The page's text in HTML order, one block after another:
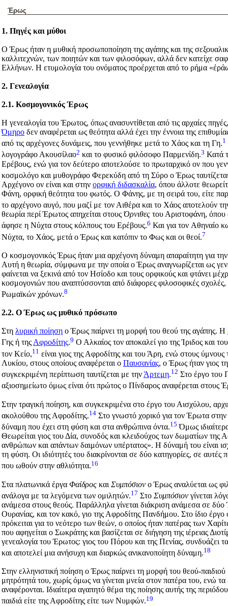
Έρως
1. Πηγές και μύθοι
Ο Έρως ήταν η μυθική προσωποποίηση της αγάπης και της
καλλιτεχνών, των ποιητών και των φιλοσόφων, αλλά δεν κατείχε
Ελλήνων. Η ετυμολογία του ονόματος προέρχεται από το ρήμα «ἐ
2. Γενεαλογία
2.1. Κοσμογονικός Έρως
Η γενεαλογία του Έρωτος, όπως ανασυντίθεται από τις αρχαίες
Όμηρο δεν αναφέρεται ως θεότητα αλλά έχει την έννοια της
από τις αρχέγονες δυνάμεις, που γεννήθηκε μετά το Χάος και τη Γη.1
λογογράφο Ακουσίλαο2 και το φυσικό φιλόσοφο Παρμενίδη.3 Κατά
Ερέβους, ενώ για τον δεύτερο αποτελούσε το πρωταρχικό ον που
κοσμολόγο και μυθογράφο Φερεκύδη από τη Σύρο ο Έρως
Αρχέγονο ον είναι και στην ορφική διδασκαλία, όπου άλλοτε
Φάνη, ορφική θεότητα του φωτός. Ο Φάνης, με τη σειρά του, είτε
το αρχέγονο αυγό, που μαζί με τον Αιθέρα και το Χάος αποτελούν
θεωρία περί Έρωτος απηχείται στους Όρνιθες του Αριστοφάνη, όπου
άφησε η Νύχτα στους κόλπους του Ερέβους.6 Και για τον Aθηναίο
Νύχτα, το Χάος, μετά ο Έρως και κατόπιν το Φως και οι θεοί.7
Ο κοσμογονικός Έρως ήταν μια αρχέγονη δύναμη απαραίτητη για
Αυτή η θεωρία, σύμφωνα με την οποία ο Έρως αναγνωρίζεται ως
φαίνεται να ξεκινά από τον Ησίοδο και τους ορφικούς και φτάνει
κοσμογονιών που αναπτύσσονται από διάφορες φιλοσοφικές
Ρωμαϊκών χρόνων.8
2.2. Ο Έρως ως μυθικό πρόσωπο
Στη λυρική ποίηση ο Έρως παίρνει τη μορφή του θεού της αγάπης. Η
Γης ή τηςΑφροδίτης.9 Ο Αλκαίος τον αποκαλεί γιο της Ίριδος και
τον Κείο,11 είναι γιος της Αφροδίτης και του Άρη, ενώ στους
Λυκίου, στους οποίους αναφέρεται ο Παυσανίας, ο Έρως ήταν γιος
συγκεκριμένη περίπτωση ταυτίζεται με την Άρτεμη.12 Στο έργο του
αξιοσημείωτο όμως είναι ότι πρώτος ο Πίνδαρος αναφέρεται στους
Στην τραγική ποίηση, και συγκεκριμένα στο έργο του Αισχύλου,
ακολούθου της Αφροδίτης.14 Στο γνωστό χορικό για τον Έρωτα στην
δύναμη που έχει στη φύση και στα ανθρώπινα όντα.15 Όμως
Θεωρείται γιος του Δία, συνοδός και κλειδούχος των δωματίων της
ανθρώπων και απάντων δαιμόνων υπέρτατος». Η δύναμή του είναι
τη φύση. Οι ιδιότητές του διακρίνονται σε δύο κατηγορίες, σε
που ωθούν στην αθλιότητα.16
Στα πλατωνικά έργα Φαίδρος και Συμπόσιον ο Έρως αναλύεται ως
ανάλογα με τα λεγόμενα των ομιλητών.17 Στο Συμπόσιον γίνεται
ανάμεσα στους θεούς. Παράλληλα γίνεται διάκριση ανάμεσα σε
Ουρανίας, και τον κακό, γιο της Αφροδίτης Πανδήμου. Στο ίδιο έργο
πρόκειται για το νεότερο των θεών, ο οποίος ήταν πατέρας των
που αφηγείται ο Σωκράτης και βασίζεται σε διήγηση της ιέρειας
γενεαλογία του Έρωτος: γιος του Πόρου και της Πενίας, συνδυάζει
και αποτελεί μια ανήσυχη και διαρκώς ανικανοποίητη δύναμη.18
Στην ελληνιστική ποίηση ο Έρως παίρνει τη μορφή του θεού-
μητρότητά του, χωρίς όμως να γίνεται μνεία στον πατέρα του, ενώ
αναφέρονται. Ιδιαίτερα αγαπητό θέμα της ποίησης αυτής της
παιδιά είτε της Αφροδίτης είτε των Νυμφών.19